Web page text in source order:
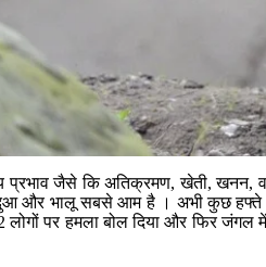
प्रभाव जैसे कि अतिक्रमण, खेती,
और भालू सबसे आम है । अभी कुछ हफ्ते
लोगों पर हमला बोल दिया और फिर